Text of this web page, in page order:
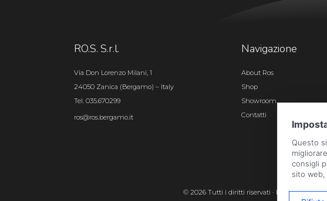
RO.S. S.r.l.
Via Don Lorenzo Milani, 1
24050 Zanica (Bergamo) – Italy
Tel. 035.670299
ros@ros.bergamo.it
Navigazione
About Ros
Shop
Showroom
Contatti
© 2026 Tutti i diritti riservati · P.iva e c.f.